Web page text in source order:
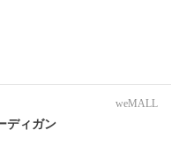
weMALL
ディガン